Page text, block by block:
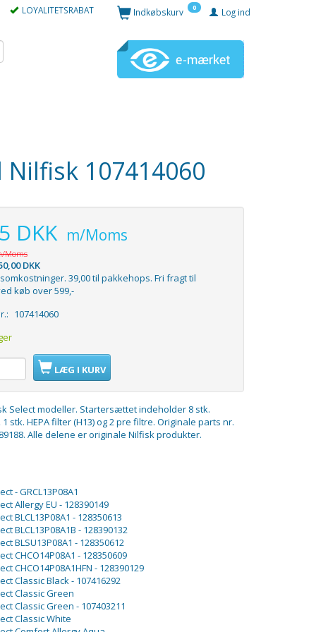
LOYALITETSRABAT Log ind
Indkøbskurv 0
107414060
DKK m/Moms
Moms
DKK
39,00 til pakkehops. Fri fragt til
køb over 599,-
107414060
LÆG I KURV
Select modeller. Startersættet indeholder 8 stk.
stk. HEPA filter (H13) og 2 pre filtre. Originale parts nr.
Alle delene er originale Nilfisk produkter.
- GRCL13P08A1
Allergy EU - 128390149
BLCL13P08A1 - 128350613
BLCL13P08A1B - 128390132
BLSU13P08A1 - 128350612
CHCO14P08A1 - 128350609
CHCO14P08A1HFN - 128390129
Classic Black - 107416292
Classic Green
Classic Green - 107403211
Classic White